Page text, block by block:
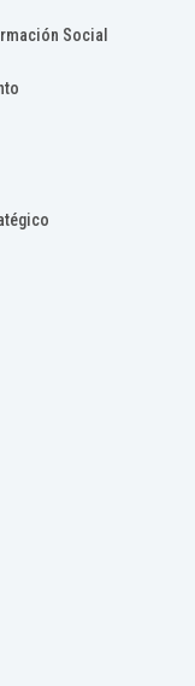
Social